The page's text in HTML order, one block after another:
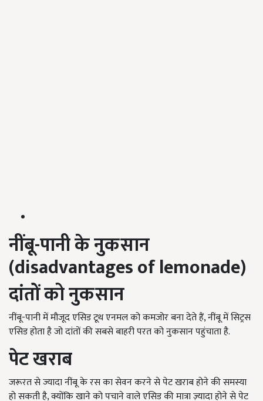
नींबू-पानी के नुकसान
(disadvantages of lemonade)
दांतों को नुकसान
नींबू-पानी में मौजूद एसिड टूथ एनमल को कमजोर बना देते हैं, नींबू में सिट्रस
एसिड होता है जो दांतों की सबसे बाहरी परत को नुकसान पहुंचाता है.
पेट खराब
जरूरत से ज्यादा नींबू के रस का सेवन करने से पेट खराब होने की समस्या
हो सकती है, क्योंकि खाने को पचाने वाले एसिड की मात्रा ज़्यादा होने से पेट